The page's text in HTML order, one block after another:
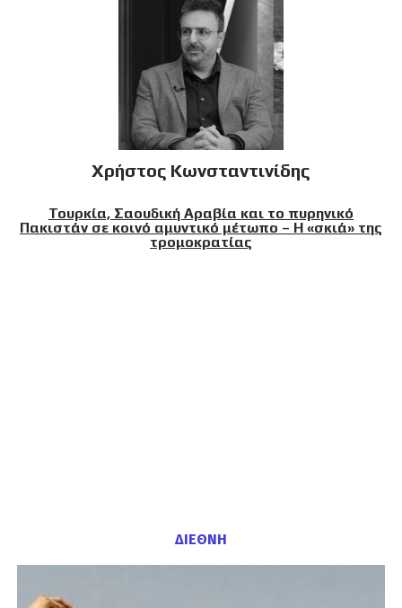
Χρήστος Κωνσταντινίδης
Τουρκία, Σαουδική Αραβία και το πυρηνικό
Πακιστάν σε κοινό αμυντικό μέτωπο – Η «σκιά» της
τρομοκρατίας
ΔΙΕΘΝΗ